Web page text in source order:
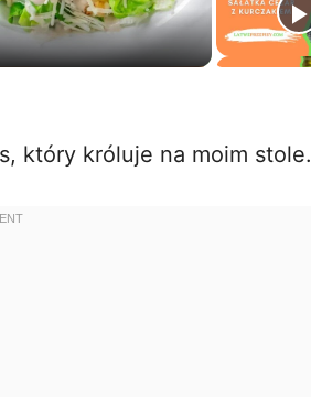
który króluje na moim stole.